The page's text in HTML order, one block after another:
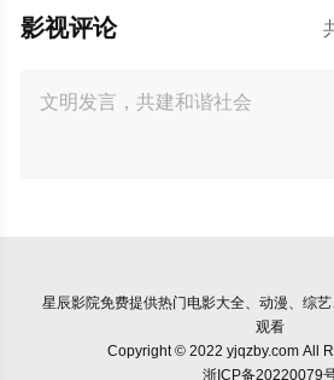
影视评论
星辰影院免费提供热门电影大全、动漫、综
观看
Copyright © 2022 yjqzby.com All
浙ICP备20220079